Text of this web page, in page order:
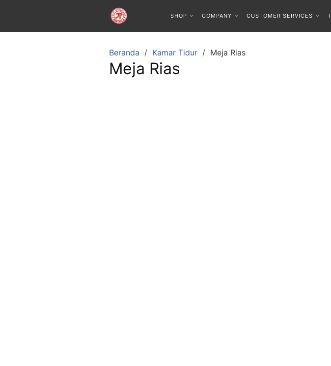
SHOP COMPANY CUSTOMER SERVICES
Beranda Kamar Tidur Meja Rias
Meja Rias